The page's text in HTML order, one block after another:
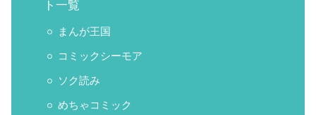
ト一覧
まんが王国
コミックシーモア
ソク読み
めちゃコミック